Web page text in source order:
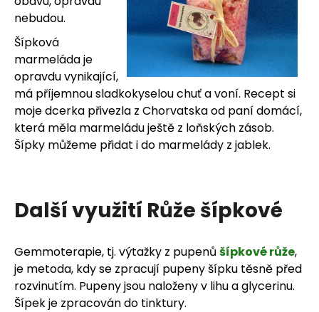
nebudou.
Šípková
marmeláda je
opravdu vynikající,
má příjemnou sladkokyselou chuť a voní. Recept si
moje dcerka přivezla z Chorvatska od paní domácí,
která měla marmeládu ještě z loňských zásob.
Šípky můžeme přidat i do marmelády z jablek.
Další využití Růže šípkové
Gemmoterapie, tj. výtažky z pupenů šípkové růže,
je metoda, kdy se zpracují pupeny šípku těsně před
rozvinutím. Pupeny jsou naloženy v lihu a glycerinu.
Šípek je zpracován do tinktury.